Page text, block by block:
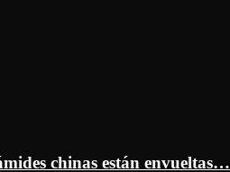
chinas están envueltas…